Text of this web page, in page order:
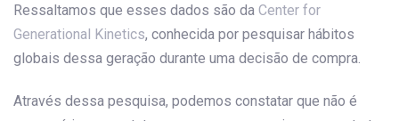
Ressaltamos que esses dados são da Center for
Generational Kinetics, conhecida por pesquisar hábitos
globais dessa geração durante uma decisão de compra.
Através dessa pesquisa, podemos constatar que não é